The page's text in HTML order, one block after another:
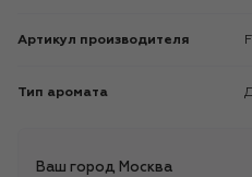
Артикул производителя
Тип аромата
Ваш город Москва